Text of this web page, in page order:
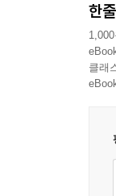
한
클래